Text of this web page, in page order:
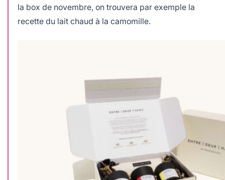
la box de novembre, on trouvera par exemple la
recette du lait chaud à la camomille.